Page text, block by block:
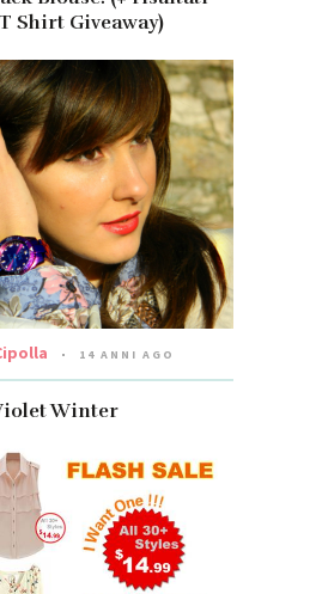
Shirt Giveaway)
14 ANNI AGO
Winter